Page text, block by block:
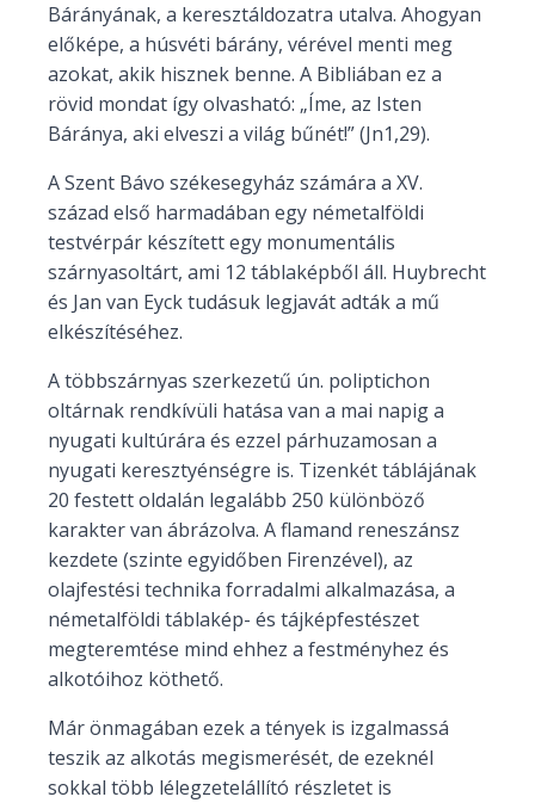
Bárányának, a keresztáldozatra utalva. Ahogyan
előképe, a húsvéti bárány, vérével menti meg
azokat, akik hisznek benne. A Bibliában ez a
rövid mondat így olvasható: „Íme, az Isten
Báránya, aki elveszi a világ bűnét!” (Jn1,29).
A Szent Bávo székesegyház számára a XV.
század első harmadában egy németalföldi
testvérpár készített egy monumentális
szárnyasoltárt, ami 12 táblaképből áll. Huybrecht
és Jan van Eyck tudásuk legjavát adták a mű
elkészítéséhez.
A többszárnyas szerkezetű ún. poliptichon
oltárnak rendkívüli hatása van a mai napig a
nyugati kultúrára és ezzel párhuzamosan a
nyugati keresztyénségre is. Tizenkét táblájának
20 festett oldalán legalább 250 különböző
karakter van ábrázolva. A flamand reneszánsz
kezdete (szinte egyidőben Firenzével), az
olajfestési technika forradalmi alkalmazása, a
németalföldi táblakép- és tájképfestészet
megteremtése mind ehhez a festményhez és
alkotóihoz köthető.
Már önmagában ezek a tények is izgalmassá
teszik az alkotás megismerését, de ezeknél
sokkal több lélegzetelállító részletet is